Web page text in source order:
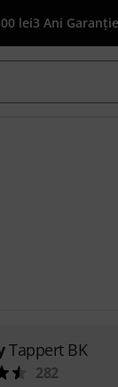
lei3 Ani Garanție
Tappert BK
282